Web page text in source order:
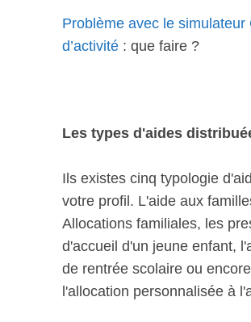
Problème avec le simulateur
d’activité : que faire ?
Les types d'aides
Ils existes cinq typologie
votre profil. L'aide aux
Allocations familiales, les
d'accueil d'un jeune enfant,
de rentrée scolaire ou encore
l'allocation personnalisée à